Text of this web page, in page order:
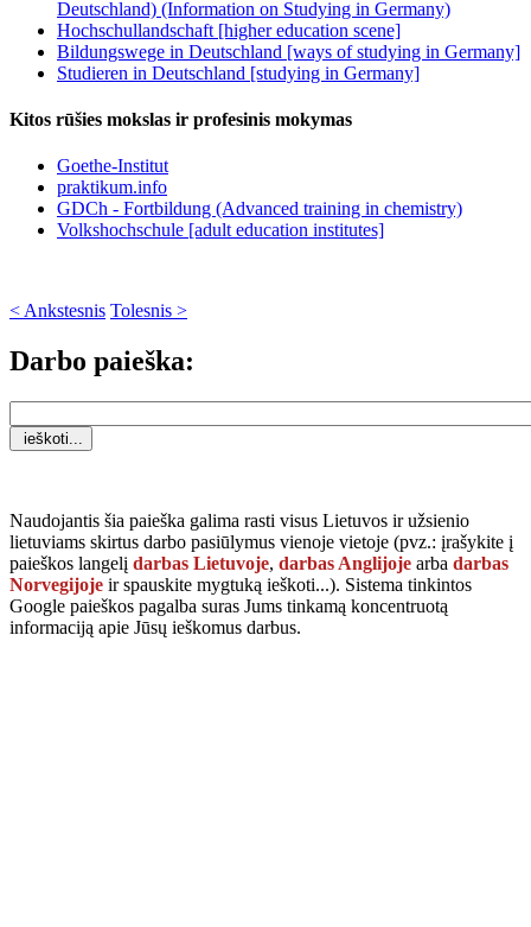
Deutschland) (Information on Studying in Germany)
Hochschullandschaft [higher education scene]
Bildungswege in Deutschland [ways of studying in Germany]
Studieren in Deutschland [studying in Germany]
Kitos rūšies mokslas ir profesinis mokymas
Goethe-Institut
praktikum.info
GDCh - Fortbildung (Advanced training in chemistry)
Volkshochschule [adult education institutes]
< Ankstesnis Tolesnis >
Darbo paieška:
Naudojantis šia paieška galima rasti visus Lietuvos ir užsienio
lietuviams skirtus darbo pasiūlymus vienoje vietoje (pvz.: įrašykite į
paieškos langelį darbas Lietuvoje, darbas Anglijoje arba darbas
Norvegijoje ir spauskite mygtuką ieškoti...). Sistema tinkintos
Google paieškos pagalba suras Jums tinkamą koncentruotą
informaciją apie Jūsų ieškomus darbus.